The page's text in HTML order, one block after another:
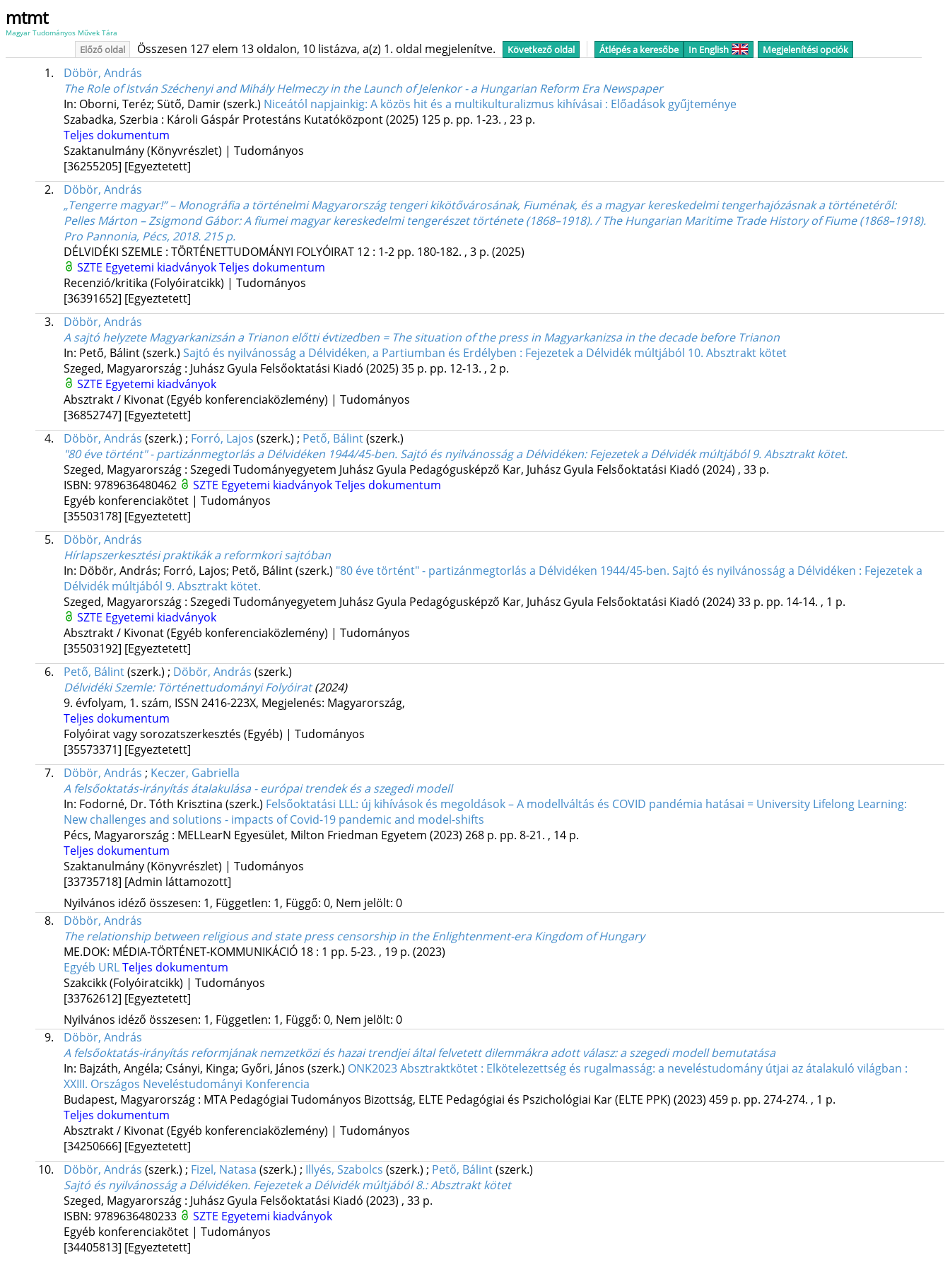
mtmt
Magyar Tudományos Művek Tára
Előző oldal Összesen 127 elem 13 oldalon, 10 listázva, a(z) 1. oldal megjelenítve. Következő oldal Átlépés a keresőbe In English Megjelenítési opciók
1.
Döbör, András
The Role of István Széchenyi and Mihály Helmeczy in the Launch of Jelenkor - a Hungarian Reform Era Newspaper
In: Oborni, Teréz; Sütő, Damir (szerk.) Niceától napjainkig: A közös hit és a multikulturalizmus kihívásai : Előadások gyűjteménye
Szabadka, Szerbia : Károli Gáspár Protestáns Kutatóközpont(2025) 125 p. pp. 1-23. , 23 p.
Teljes dokumentum
Szaktanulmány (Könyvrészlet) | Tudományos
[36255205] [Egyeztetett]
2.
Döbör, András
„Tengerre magyar!” – Monográfia a történelmi Magyarország tengeri kikötővárosának, Fiuménak, és a magyar kereskedelmi tengerhajózásnak a történetéről:
Pelles Márton – Zsigmond Gábor: A fiumei magyar kereskedelmi tengerészet története (1868–1918). / The Hungarian Maritime Trade History of Fiume (1868–1918).
Pro Pannonia, Pécs, 2018. 215 p.
DÉLVIDÉKI SZEMLE : TÖRTÉNETTUDOMÁNYI FOLYÓIRAT 12: 1-2 pp. 180-182. , 3 p. (2025)
SZTE Egyetemi kiadványokTeljes dokumentum
Recenzió/kritika (Folyóiratcikk) | Tudományos
[36391652] [Egyeztetett]
3.
Döbör, András
A sajtó helyzete Magyarkanizsán a Trianon előtti évtizedben = The situation of the press in Magyarkanizsa in the decade before Trianon
In: Pető, Bálint (szerk.) Sajtó és nyilvánosság a Délvidéken, a Partiumban és Erdélyben : Fejezetek a Délvidék múltjából 10. Absztrakt kötet
Szeged, Magyarország : Juhász Gyula Felsőoktatási Kiadó (2025) 35 p. pp. 12-13. , 2 p.
SZTE Egyetemi kiadványok
Absztrakt / Kivonat (Egyéb konferenciaközlemény) | Tudományos
[36852747] [Egyeztetett]
4.
Döbör, András (szerk.) ; Forró, Lajos (szerk.) ; Pető, Bálint(szerk.)
"80 éve történt" - partizánmegtorlás a Délvidéken 1944/45-ben. Sajtó és nyilvánosság a Délvidéken: Fejezetek a Délvidék múltjából 9. Absztrakt kötet.
Szeged, Magyarország : Szegedi Tudományegyetem Juhász Gyula Pedagógusképző Kar, Juhász Gyula Felsőoktatási Kiadó (2024) , 33 p.
ISBN: 9789636480462 SZTE Egyetemi kiadványokTeljes dokumentum
Egyéb konferenciakötet | Tudományos
[35503178] [Egyeztetett]
5.
Döbör, András
Hírlapszerkesztési praktikák a reformkori sajtóban
In: Döbör, András; Forró, Lajos; Pető, Bálint (szerk.) "80 éve történt" - partizánmegtorlás a Délvidéken 1944/45-ben. Sajtó és nyilvánosság a Délvidéken : Fejezetek a
Délvidék múltjából 9. Absztrakt kötet.
Szeged, Magyarország : Szegedi Tudományegyetem Juhász Gyula Pedagógusképző Kar, Juhász Gyula Felsőoktatási Kiadó (2024) 33 p. pp. 14-14. , 1 p.
SZTE Egyetemi kiadványok
Absztrakt / Kivonat (Egyéb konferenciaközlemény) | Tudományos
[35503192] [Egyeztetett]
6.
Pető, Bálint(szerk.) ; Döbör, András (szerk.)
Délvidéki Szemle: Történettudományi Folyóirat (2024)
9. évfolyam, 1. szám, ISSN 2416-223X, Megjelenés: Magyarország,
Teljes dokumentum
Folyóirat vagy sorozatszerkesztés (Egyéb) | Tudományos
[35573371] [Egyeztetett]
7.
Döbör, András ; Keczer, Gabriella
A felsőoktatás-irányítás átalakulása - európai trendek és a szegedi modell
In: Fodorné, Dr. Tóth Krisztina (szerk.) Felsőoktatási LLL: új kihívások és megoldások – A modellváltás és COVID pandémia hatásai = University Lifelong Learning:
New challenges and solutions - impacts of Covid-19 pandemic and model-shifts
Pécs, Magyarország : MELLearN Egyesület, Milton Friedman Egyetem (2023) 268 p. pp. 8-21. , 14 p.
Teljes dokumentum
Szaktanulmány (Könyvrészlet) | Tudományos
[33735718] [Admin láttamozott]
Nyilvános idéző összesen: 1, Független: 1, Függő: 0, Nem jelölt: 0
8.
Döbör, András
The relationship between religious and state press censorship in the Enlightenment-era Kingdom of Hungary
ME.DOK: MÉDIA-TÖRTÉNET-KOMMUNIKÁCIÓ 18: 1 pp. 5-23. , 19 p. (2023)
Egyéb URLTeljes dokumentum
Szakcikk (Folyóiratcikk) | Tudományos
[33762612] [Egyeztetett]
Nyilvános idéző összesen: 1, Független: 1, Függő: 0, Nem jelölt: 0
9.
Döbör, András
A felsőoktatás-irányítás reformjának nemzetközi és hazai trendjei által felvetett dilemmákra adott válasz: a szegedi modell bemutatása
In: Bajzáth, Angéla; Csányi, Kinga; Győri, János (szerk.) ONK2023 Absztraktkötet : Elkötelezettség és rugalmasság: a neveléstudomány útjai az átalakuló világban :
XXIII. Országos Neveléstudományi Konferencia
Budapest, Magyarország : MTA Pedagógiai Tudományos Bizottság, ELTE Pedagógiai és Pszichológiai Kar (ELTE PPK) (2023) 459 p. pp. 274-274. , 1 p.
Teljes dokumentum
Absztrakt / Kivonat (Egyéb konferenciaközlemény) | Tudományos
[34250666] [Egyeztetett]
10.
Döbör, András (szerk.) ; Fizel, Natasa (szerk.) ; Illyés, Szabolcs (szerk.) ; Pető, Bálint(szerk.)
Sajtó és nyilvánosság a Délvidéken. Fejezetek a Délvidék múltjából 8.: Absztrakt kötet
Szeged, Magyarország : Juhász Gyula Felsőoktatási Kiadó (2023) , 33 p.
ISBN: 9789636480233
SZTE Egyetemi kiadványok
Egyéb konferenciakötet | Tudományos
[34405813] [Egyeztetett]